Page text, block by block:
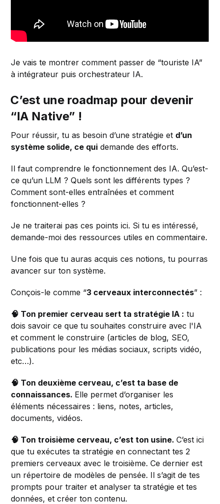
Je vais te montrer comment passer de “touriste IA”
à intégrateur puis orchestrateur IA.
C’est une roadmap pour devenir
“IA Native” !
Pour réussir, tu as besoin d’une stratégie et d’un
système solide, ce qui demande des efforts.
Il faut comprendre le fonctionnement des IA. Qu’est-
ce qu’un LLM ? Quels sont les différents types ?
Comment sont-elles entraînées et comment
fonctionnent-elles ?
Je ne traiterai pas ces points ici. Si tu es intéressé,
demande-moi des ressources utiles en commentaire.
Une fois que tu auras acquis ces notions, tu pourras
avancer sur ton système.
Conçois-le comme “3 cerveaux interconnectés” :
🧠 Ton premier cerveau sert ta stratégie IA : tu
dois savoir ce que tu souhaites construire avec l'IA
et comment le construire (articles de blog, SEO,
publications pour les médias sociaux, scripts vidéo,
etc…).
🧠 Ton deuxième cerveau, c’est ta base de
connaissances. Elle permet d’organiser les
éléments nécessaires : liens, notes, articles,
documents, vidéos.
🧠 Ton troisième cerveau, c’est ton usine.C’est ici
que tu exécutes ta stratégie en connectant tes 2
premiers cerveaux avec le troisième. Ce dernier est
un répertoire de modèles de pensée. Il s’agit de tes
prompts pour traiter et analyser ta stratégie et tes
données, et créer ton contenu.